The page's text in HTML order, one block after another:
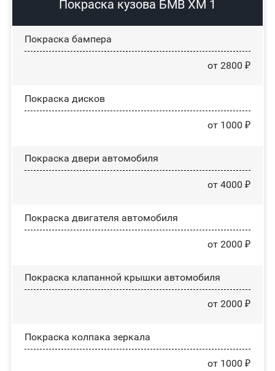
Покраска кузова БМВ ХМ 1
Покраска бампера
от 2800 ₽
Покраска дисков
от 1000 ₽
Покраска двери автомобиля
от 4000 ₽
Покраска двигателя автомобиля
от 2000 ₽
Покраска клапанной крышки автомобиля
от 2000 ₽
Покраска колпака зеркала
от 1000 ₽